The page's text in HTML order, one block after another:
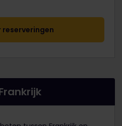
reserveringen